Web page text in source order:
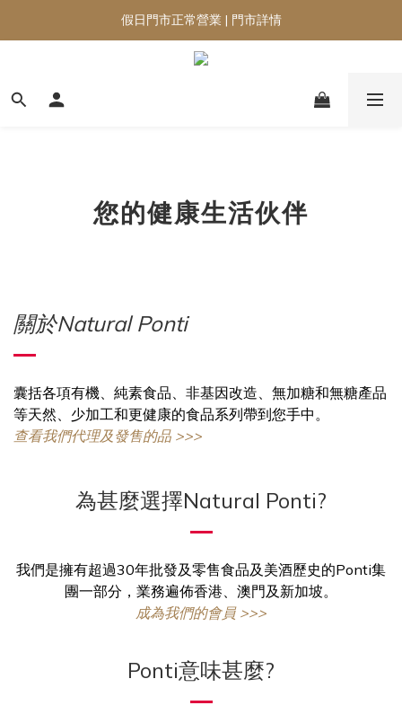
假日門市正常營業 | 門市詳情
​您的健康生活伙伴
關於Natural Ponti
囊括各項有機、純素食品、非基因改造、無加糖和無糖產品
等天然、少加工和更健康的食品系列帶到您手中。
查看我們代理及發售的品 >>>
為甚麼選擇Natural Ponti?
我們是擁有超過30年批發及零售食品及美酒歷史的Ponti集
團一部分，業務遍佈香港、澳門及新加坡。
成為我們的會員 >>>
Ponti意味甚麼?